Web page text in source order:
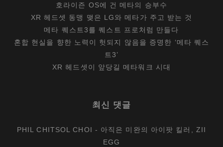
호라이즌 OS에 건 메타의 승부수
XR 헤드셋 동맹 맺은 LG와 메타가 주고 받는 것
메타 퀘스트3를 퀘스트 프로처럼 만들다
혼합 현실을 향한 노력이 헛되지 않음을 증명한 ‘메타 퀘스
트3’
XR 헤드셋이 앞당길 메타워크 시대
최신 댓글
PHIL CHITSOL CHOI - 아직은 미완의 아이팟 킬러, ZII
EGG